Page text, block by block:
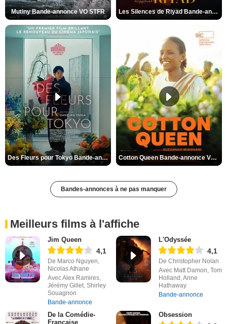
Mutiny Bande-annonce VO STFR Les Silences de Riyad Bande-annonce VO STFR
Des Fleurs pour Tokyo Bande-annonce VO STFR Cotton Queen Bande-annonce VO STFR
Bandes-annonces à ne pas manquer
Meilleurs films à l'affiche
Jim Queen
4,1
De Marco Nguyen,
Nicolas Athane
Avec Alex Ramires,
Jérémy Gillet, Shirley
Souagnon
Bande-annonce
L'Odyssée
4,1
De Christopher Nolan
Avec Matt Damon, Tom
Holland, Anne
Hathaway
Bande-annonce
De la Comédie-
Française
Obsession